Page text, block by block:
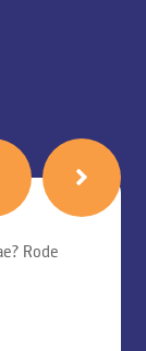
Rode